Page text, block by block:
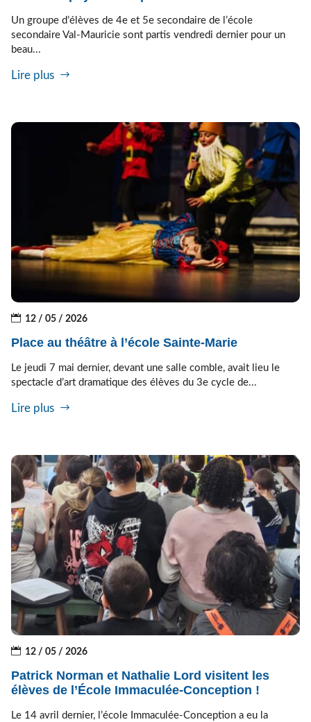
Un groupe d’élèves de 4e et 5e secondaire de l’école
secondaire Val-Mauricie sont partis vendredi dernier pour un
beau...
Lire plus
12 / 05 / 2026
Place au théâtre à l’école Sainte-Marie
Le jeudi 7 mai dernier, devant une salle comble, avait lieu le
spectacle d’art dramatique des élèves du 3e cycle de...
Lire plus
12 / 05 / 2026
Patrick Norman et Nathalie Lord visitent les
élèves de l’École Immaculée-Conception !
Le 14 avril dernier, l’école Immaculée-Conception a eu la